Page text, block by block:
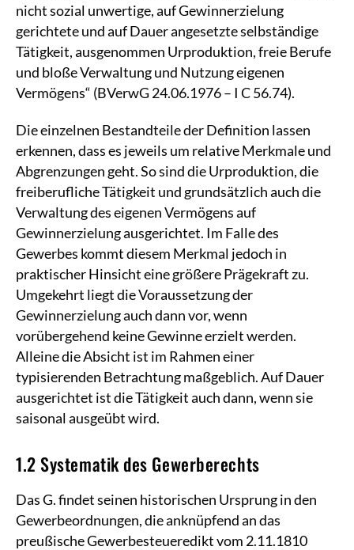
nicht sozial unwertige, auf Gewinnerzielung
gerichtete und auf Dauer angesetzte selbständige
Tätigkeit, ausgenommen Urproduktion, freie Berufe
und bloße Verwaltung und Nutzung eigenen
Vermögens“ (BVerwG 24.06.1976 – I C 56.74).
Die einzelnen Bestandteile der Definition lassen
erkennen, dass es jeweils um relative Merkmale und
Abgrenzungen geht. So sind die Urproduktion, die
freiberufliche Tätigkeit und grundsätzlich auch die
Verwaltung des eigenen Vermögens auf
Gewinnerzielung ausgerichtet. Im Falle des
Gewerbes kommt diesem Merkmal jedoch in
praktischer Hinsicht eine größere Prägekraft zu.
Umgekehrt liegt die Voraussetzung der
Gewinnerzielung auch dann vor, wenn
vorübergehend keine Gewinne erzielt werden.
Alleine die Absicht ist im Rahmen einer
typisierenden Betrachtung maßgeblich. Auf Dauer
ausgerichtet ist die Tätigkeit auch dann, wenn sie
saisonal ausgeübt wird.
1.2 Systematik des Gewerberechts
Das G. findet seinen historischen Ursprung in den
Gewerbeordnungen, die anknüpfend an das
preußische Gewerbesteueredikt vom 2.11.1810